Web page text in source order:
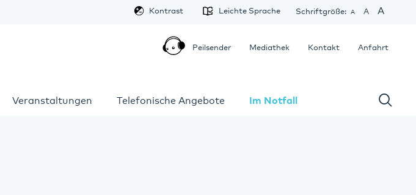
Veranstaltungen Telefonische Angebote Im Notfall
Schriftgröße: A A A
Leichte Sprache
Kontrast
Anfahrt
Kontakt
Mediathek
Peilsender